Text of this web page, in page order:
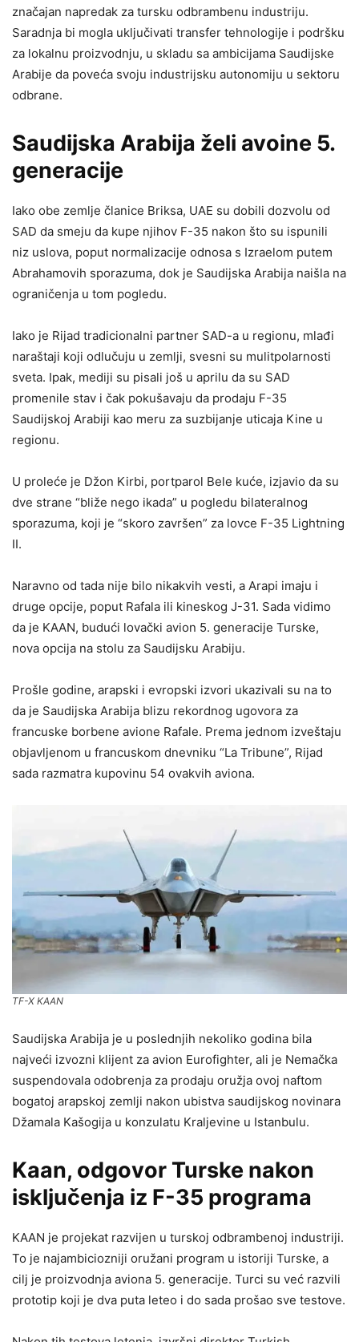
značajan napredak za tursku odbrambenu industriju.
Saradnja bi mogla uključivati transfer tehnologije i podršku
za lokalnu proizvodnju, u skladu sa ambicijama Saudijske
Arabije da poveća svoju industrijsku autonomiju u sektoru
odbrane.
Saudijska Arabija želi avoine 5.
generacije
Iako obe zemlje članice Briksa, UAE su dobili dozvolu od
SAD da smeju da kupe njihov F-35 nakon što su ispunili
niz uslova, poput normalizacije odnosa s Izraelom putem
Abrahamovih sporazuma, dok je Saudijska Arabija naišla na
ograničenja u tom pogledu.
Iako je Rijad tradicionalni partner SAD-a u regionu, mlađi
naraštaji koji odlučuju u zemlji, svesni su mulitpolarnosti
sveta. Ipak, mediji su pisali još u aprilu da su SAD
promenile stav i čak pokušavaju da prodaju F-35
Saudijskoj Arabiji kao meru za suzbijanje uticaja Kine u
regionu.
U proleće je Džon Kirbi, portparol Bele kuće, izjavio da su
dve strane “bliže nego ikada” u pogledu bilateralnog
sporazuma, koji je “skoro završen” za lovce F-35 Lightning
II.
Naravno od tada nije bilo nikakvih vesti, a Arapi imaju i
druge opcije, poput Rafala ili kineskog J-31. Sada vidimo
da je KAAN, budući lovački avion 5. generacije Turske,
nova opcija na stolu za Saudijsku Arabiju.
Prošle godine, arapski i evropski izvori ukazivali su na to
da je Saudijska Arabija blizu rekordnog ugovora za
francuske borbene avione Rafale. Prema jednom izveštaju
objavljenom u francuskom dnevniku “La Tribune”, Rijad
sada razmatra kupovinu 54 ovakvih aviona.
TF-X KAAN
Saudijska Arabija je u poslednjih nekoliko godina bila
najveći izvozni klijent za avion Eurofighter, ali je Nemačka
suspendovala odobrenja za prodaju oružja ovoj naftom
bogatoj arapskoj zemlji nakon ubistva saudijskog novinara
Džamala Kašogija u konzulatu Kraljevine u Istanbulu.
Kaan, odgovor Turske nakon
isključenja iz F-35 programa
KAAN je projekat razvijen u turskoj odbrambenoj industriji.
To je najambiciozniji oružani program u istoriji Turske, a
cilj je proizvodnja aviona 5. generacije. Turci su već razvili
prototip koji je dva puta leteo i do sada prošao sve testove.